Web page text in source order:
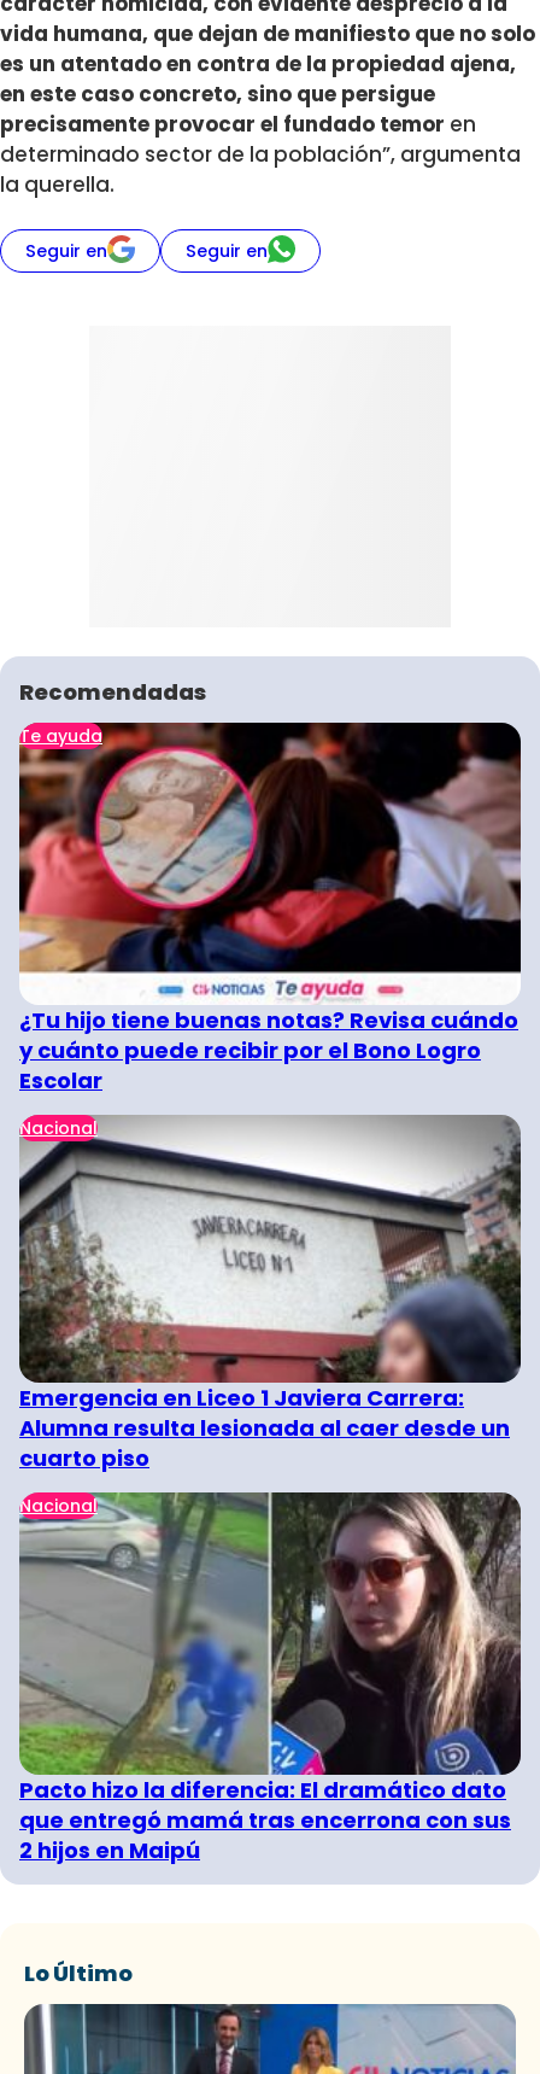
vida humana, que dejan de manifiesto que no solo
es un atentado en contra de la propiedad ajena,
en este caso concreto, sino que persigue
precisamente provocar el fundado temor en
determinado sector de la población”, argumenta
la querella.
Seguir en Seguir en
Recomendadas
Te ayuda
¿Tu hijo tiene buenas notas? Revisa cuándo
y cuánto puede recibir por el Bono Logro
Escolar
Nacional
Emergencia en Liceo 1 Javiera Carrera:
Alumna resulta lesionada al caer desde un
cuarto piso
Nacional
Pacto hizo la diferencia: El dramático dato
que entregó mamá tras encerrona con sus
2 hijos en Maipú
Lo Último